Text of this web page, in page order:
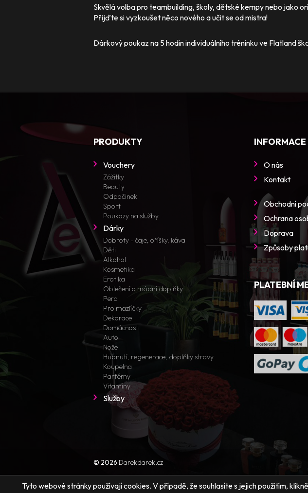
Skvělá volba pro teambuilding, školy, dětské kempy nebo jako
Přijďte si vyzkoušet něco nového a učit se od mistra!
Dárkový poukaz na 5 hodin individuálního tréninku ve Flatland
PRODUKTY
Vouchery
Zážitky
Beauty
Odpočinek
Sport
Poukazy na služby
Dárky
Dobroty - čaje, oříšky, káva
Děti
Alkohol
Kosmetika
Erotika
Oblečení a módní doplňky
Pera
Pro mazlíčky
Dekorace
Domácnost
Auto
Nože
Hubnutí, regenerace, doplňky stravy
Koupelna
Parfémy
Vitamíny
Služby
INFORMACE
O nás
Kontakt
Obchodní
Ochrana
Doprava
Způsoby
PLATEBNÍ
© 2026 Darekdarek.cz
Tyto webové stránky používají cookies. V případě, že souhlasíte s jejich použitím,